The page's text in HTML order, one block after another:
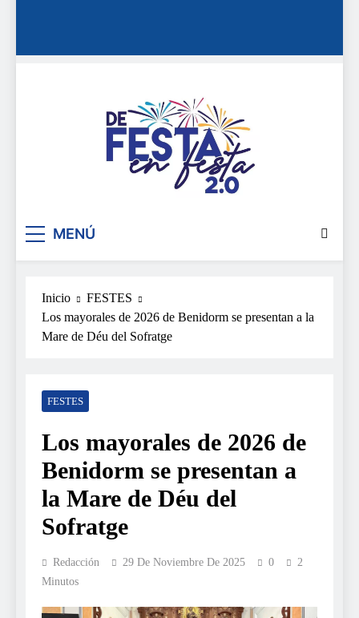
MENÚ
Inicio
FESTES
Los mayorales de 2026 de Benidorm se presentan a la
Mare de Déu del Sofratge
FESTES
Los mayorales de 2026 de
Benidorm se presentan a
la Mare de Déu del
Sofratge
Redacción 29 De Noviembre De 2025 0
2
Minutos